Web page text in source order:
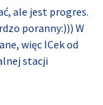
ale jest progres.
poranny:))) W
więc ICek od
stacji